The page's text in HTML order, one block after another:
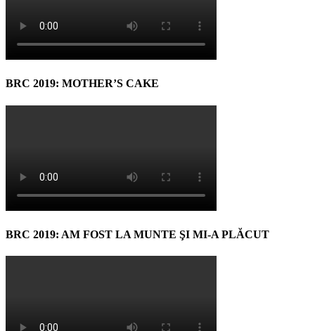
BRC 2019: MOTHER’S CAKE
BRC 2019: AM FOST LA MUNTE ŞI MI-A PLĂCUT